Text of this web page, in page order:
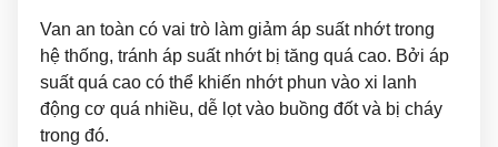
Van an toàn có vai trò làm giảm áp suất nhớt trong
hệ thống, tránh áp suất nhớt bị tăng quá cao. Bởi áp
suất quá cao có thể khiến nhớt phun vào xi lanh
động cơ quá nhiều, dễ lọt vào buồng đốt và bị cháy
trong đó.